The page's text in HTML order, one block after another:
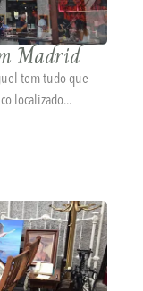
Madrid
tem tudo que
localizado...